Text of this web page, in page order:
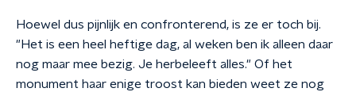
Hoewel dus pijnlijk en confronterend, is ze er toch bij.
"Het is een heel heftige dag, al weken ben ik alleen daar
nog maar mee bezig. Je herbeleeft alles." Of het
monument haar enige troost kan bieden weet ze nog